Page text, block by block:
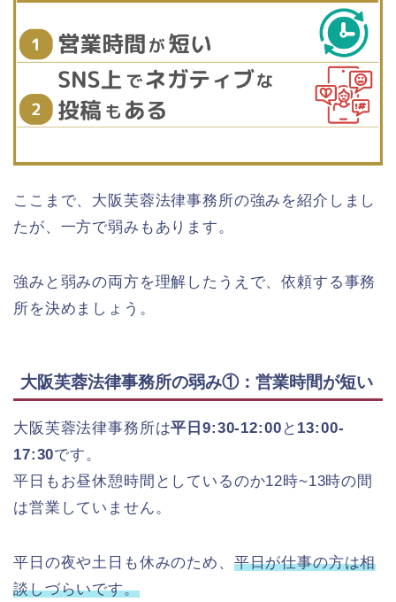
ここまで、大阪芙蓉法律事務所の強みを紹介しまし
たが、一方で弱みもあります。
強みと弱みの両方を理解したうえで、依頼する事務
所を決めましょう。
大阪芙蓉法律事務所の弱み①：営業時間が短い
大阪芙蓉法律事務所は平日9:30-12:00 と 13:00-
17:30です。
平日もお昼休憩時間としているのか12時~13時の間
は営業していません。
平日の夜や土日も休みのため、 平日が仕事の方は相
談しづらいです。